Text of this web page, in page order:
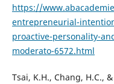
https://
entrepreneurial-
proactive-personality-
moderato-6572.html
Tsai, K.H., Chang, H.C.,